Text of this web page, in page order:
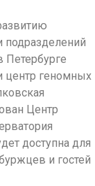
подразделений
Петербурге
центр геномных
Центр
доступна для
и гостей